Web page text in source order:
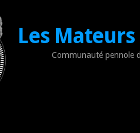
Les
Communauté pennole